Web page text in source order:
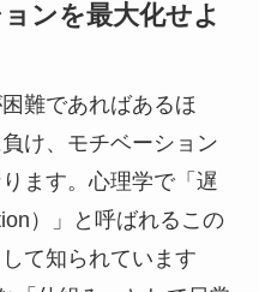
ンを最大化せよ
難であればあるほ
け、モチベーション
ます。心理学で「遅
）」と呼ばれるこの
て知られています